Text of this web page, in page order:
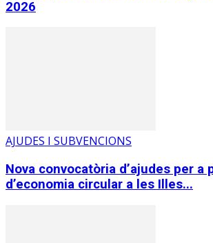
2026
AJUDES I SUBVENCIONS
Nova convocatòria d’ajudes per a
d’economia circular a les Illes...